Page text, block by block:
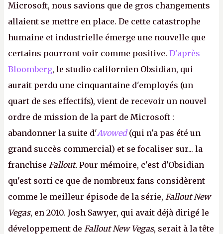
Microsoft, nous savions que de gros changements
allaient se mettre en place. De cette catastrophe
humaine et industrielle émerge une nouvelle que
certains pourront voir comme positive. D'après
Bloomberg, le studio californien Obsidian, qui
aurait perdu une cinquantaine d'employés (un
quart de ses effectifs), vient de recevoir un nouvel
ordre de mission de la part de Microsoft :
abandonner la suite d'Avowed(qui n'a pas été un
grand succès commercial) et se focaliser sur... la
franchise Fallout. Pour mémoire, c'est d'Obsidian
qu'est sorti ce que de nombreux fans considèrent
comme le meilleur épisode de la série, Fallout New
Vegas, en 2010. Josh Sawyer, qui avait déjà dirigé le
développement de Fallout New Vegas, serait à la tête